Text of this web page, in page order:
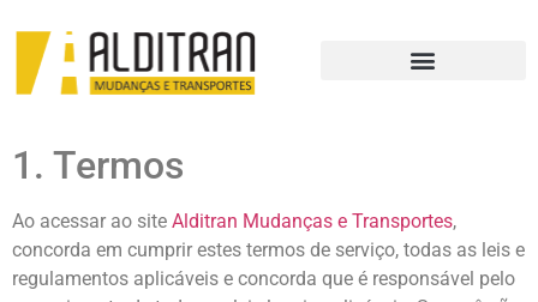
1. Termos
Ao acessar ao site Alditran Mudanças e Transportes,
concorda em cumprir estes termos de serviço, todas as leis e
regulamentos aplicáveis ​​e concorda que é responsável pelo